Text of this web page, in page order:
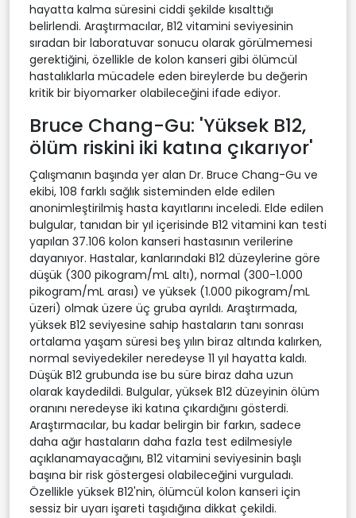
hayatta kalma süresini ciddi şekilde kısalttığı
belirlendi. Araştırmacılar, B12 vitamini seviyesinin
sıradan bir laboratuvar sonucu olarak görülmemesi
gerektiğini, özellikle de kolon kanseri gibi ölümcül
hastalıklarla mücadele eden bireylerde bu değerin
kritik bir biyomarker olabileceğini ifade ediyor.
Bruce Chang-Gu: 'Yüksek B12,
ölüm riskini iki katına çıkarıyor'
Çalışmanın başında yer alan Dr. Bruce Chang-Gu ve
ekibi, 108 farklı sağlık sisteminden elde edilen
anonimleştirilmiş hasta kayıtlarını inceledi. Elde edilen
bulgular, tanıdan bir yıl içerisinde B12 vitamini kan testi
yapılan 37.106 kolon kanseri hastasının verilerine
dayanıyor. Hastalar, kanlarındaki B12 düzeylerine göre
düşük (300 pikogram/mL altı), normal (300-1.000
pikogram/mL arası) ve yüksek (1.000 pikogram/mL
üzeri) olmak üzere üç gruba ayrıldı. Araştırmada,
yüksek B12 seviyesine sahip hastaların tanı sonrası
ortalama yaşam süresi beş yılın biraz altında kalırken,
normal seviyedekiler neredeyse 11 yıl hayatta kaldı.
Düşük B12 grubunda ise bu süre biraz daha uzun
olarak kaydedildi. Bulgular, yüksek B12 düzeyinin ölüm
oranını neredeyse iki katına çıkardığını gösterdi.
Araştırmacılar, bu kadar belirgin bir farkın, sadece
daha ağır hastaların daha fazla test edilmesiyle
açıklanamayacağını, B12 vitamini seviyesinin başlı
başına bir risk göstergesi olabileceğini vurguladı.
Özellikle yüksek B12'nin, ölümcül kolon kanseri için
sessiz bir uyarı işareti taşıdığına dikkat çekildi.